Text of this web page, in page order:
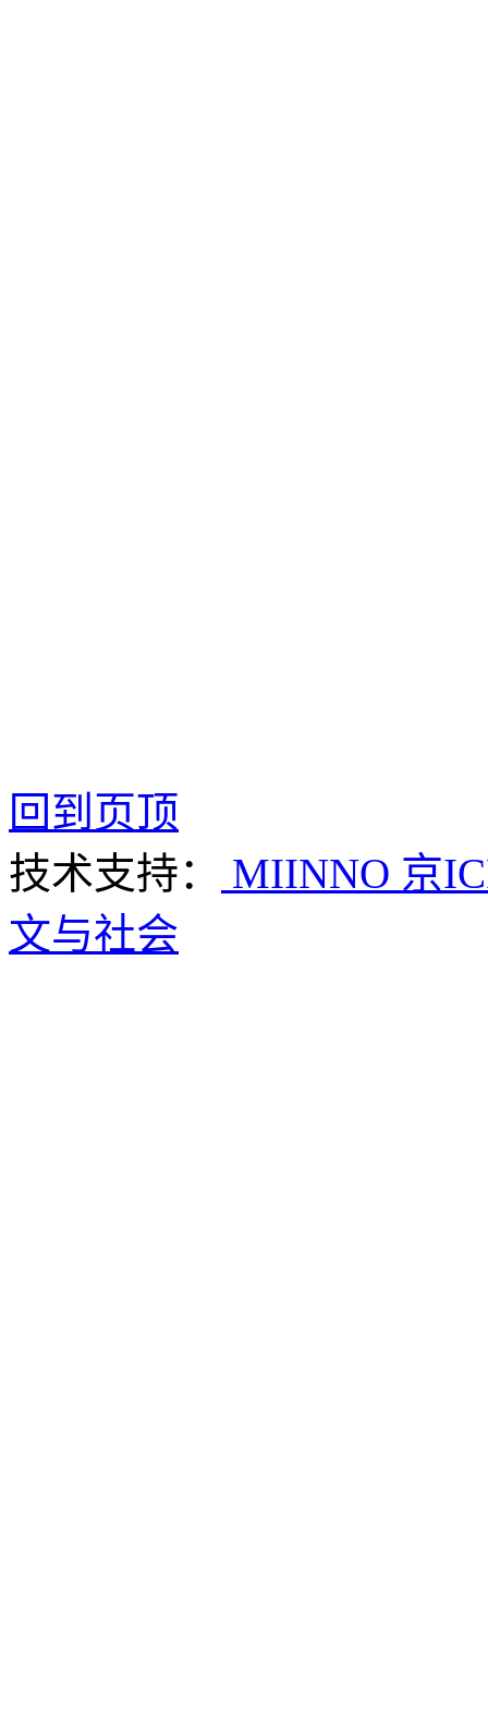
回到页顶
技术支持：
MIINNO 京
文与社会